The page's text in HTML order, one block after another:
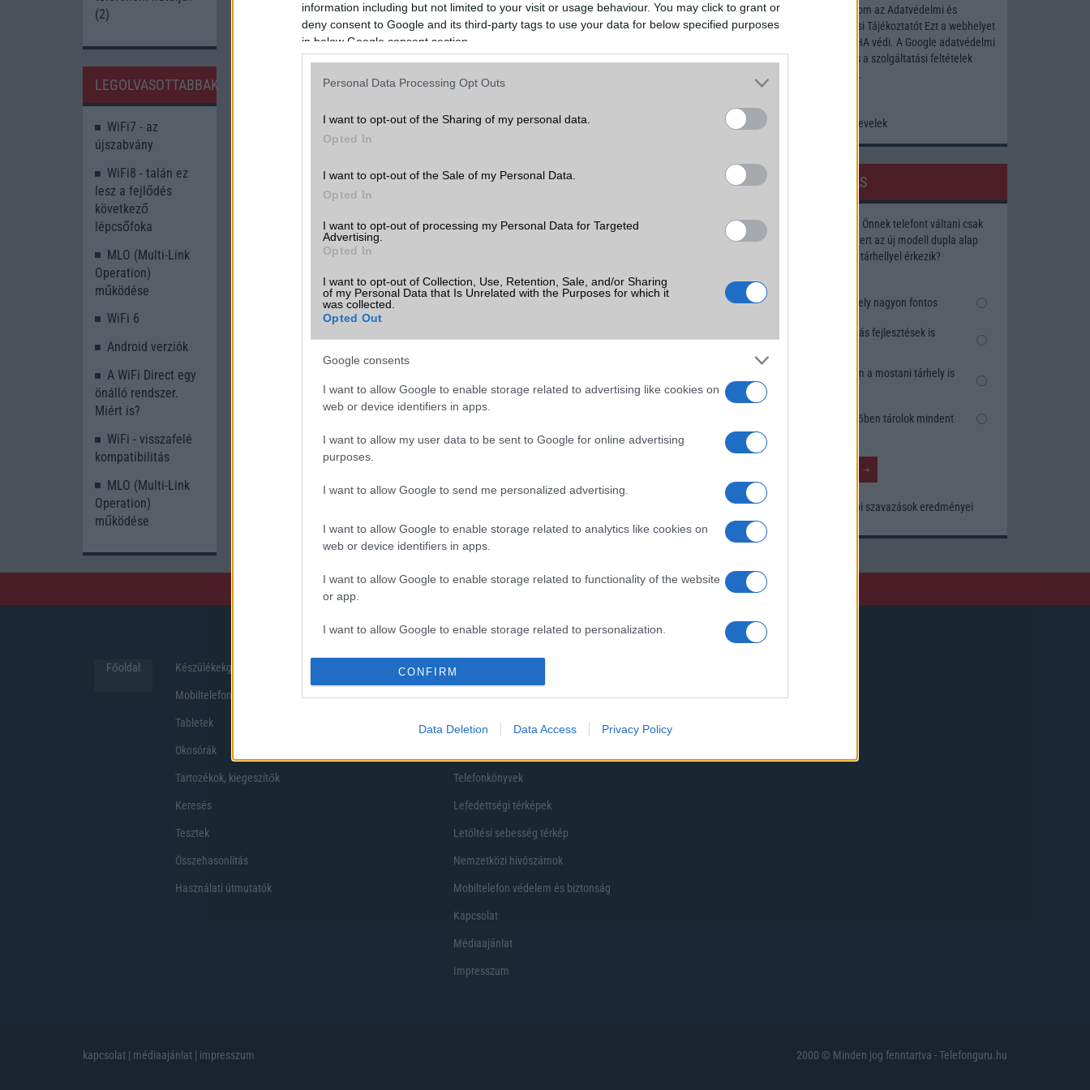
information including but not limited to your visit or usage behaviour. You may click to grant or
deny consent to Google and its third-party tags to use your data for below specified purposes
in below Google consent section.
Personal Data Processing Opt Outs
I want to opt-out of the Sharing of my personal data.
Opted In
I want to opt-out of the Sale of my Personal Data.
Opted In
I want to opt-out of processing my Personal Data for Targeted
Advertising.
Opted In
I want to opt-out of Collection, Use, Retention, Sale, and/or Sharing
of my Personal Data that Is Unrelated with the Purposes for which it
was collected.
Opted Out
Google consents
I want to allow Google to enable storage related to advertising like cookies on
web or device identifiers in apps.
I want to allow my user data to be sent to Google for online advertising
purposes.
I want to allow Google to send me personalized advertising.
I want to allow Google to enable storage related to analytics like cookies on
web or device identifiers in apps.
I want to allow Google to enable storage related to functionality of the website
or app.
I want to allow Google to enable storage related to personalization.
I want to allow Google to enable storage related to security, including
authentication functionality and fraud prevention, and other user protection.
CONFIRM
Data Deletion Data Access Privacy Policy
Elfogadom az Adatvédelmi és
Adatkezelési TájékoztatótEzt a webhelyet
a reCAPTCHA védi. A Google adatvédelmi
és a szolgáltatási feltételek
Korábbi hírlevelek
SZAVAZÁS
Megérné Önnek telefont váltani csak
azért, mert az új modell dupla alap
tárhellyel érkezik?
Igen, a tárhely nagyon fontos
Talán, ha más fejlesztések is
Nem, nekem a mostani tárhely is
Inkább felhőben tárolok mindent
Korábbi szavazások eredményei
(2)
LEGOLVASOTTABBAK
WiFi7 - az
újszabvány
WiFi8 - talán ez
lesz a fejlődés
következő
lépcsőfoka
MLO (Multi-Link
Operation)
működése
WiFi 6
Android verziók
A WiFi Direct egy
önálló rendszer.
Miért is?
WiFi - visszafelé
kompatibilitás
MLO (Multi-Link
Operation)
működése
Főoldal Készülékekguru
Mobiltelefonok
Tabletek
Okosórák
Tartozékok, kiegeszítők
Keresés
Tesztek
Összehasonlítás
Használati útmutatók
Telefon Árak
Yettel akciók
Tanácsdóguru
Wiki
Internet sebességmérő
Telefonkönyvek
Lefedettségi térképek
Letöltési sebesség térkép
Nemzetközi hívószámok
Mobiltelefon védelem és biztonság
Kapcsolat
Médiaajánlat
Impresszum
kapcsolat | médiaajánlat | impresszum 2000 © Minden jog fenntartva - Telefonguru.hu